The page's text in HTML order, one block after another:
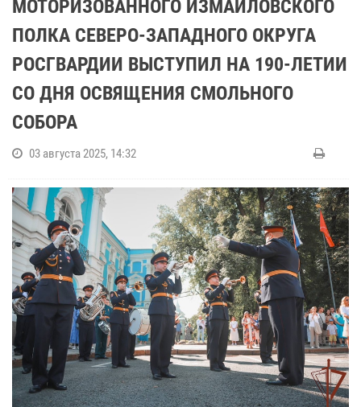
МОТОРИЗОВАННОГО ИЗМАЙЛОВСКОГО
ПОЛКА СЕВЕРО-ЗАПАДНОГО ОКРУГА
РОСГВАРДИИ ВЫСТУПИЛ НА 190-ЛЕТИИ
СО ДНЯ ОСВЯЩЕНИЯ СМОЛЬНОГО
СОБОРА
03 августа 2025, 14:32